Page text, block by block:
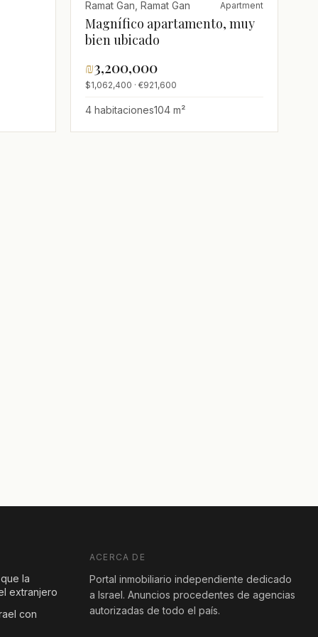
Ramat Gan, Ramat Gan Apartment
Magnífico apartamento, muy
bien ubicado
₪3,200,000
$1,062,400 · €921,600
4 habitaciones104 m²
la
extranjero
con
ACERCA DE
Portal inmobiliario independiente dedicado
a Israel. Anuncios procedentes de agencias
autorizadas de todo el país.